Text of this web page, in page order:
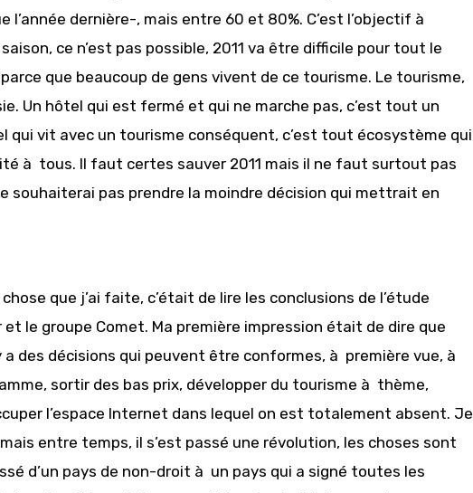
dernière-, mais entre 60 et 80%. C’est l’objectif à
ce n’est pas possible, 2011 va être difficile pour tout le
que beaucoup de gens vivent de ce tourisme. Le tourisme,
Un hôtel qui est fermé et qui ne marche pas, c’est tout un
qui vit avec un tourisme conséquent, c’est tout écosystème qui
à tous. Il faut certes sauver 2011 mais il ne faut surtout pas
souhaiterai pas prendre la moindre décision qui mettrait en
que j’ai faite, c’était de lire les conclusions de l’étude
le groupe Comet. Ma première impression était de dire que
a des décisions qui peuvent être conformes, à première vue, à
sortir des bas prix, développer du tourisme à thème,
l’espace Internet dans lequel on est totalement absent. Je
entre temps, il s’est passé une révolution, les choses sont
d’un pays de non-droit à un pays qui a signé toutes les